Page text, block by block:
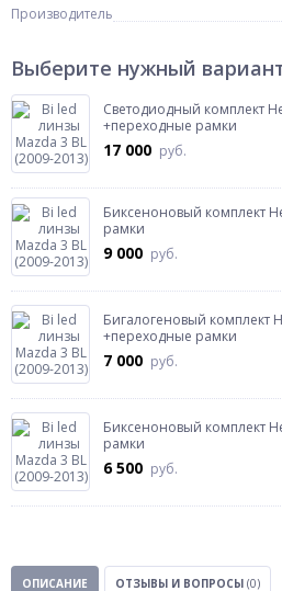
Производитель
Выберите нужный
Светодиодный комплект
+переходные рамки
17 000 руб.
Биксеноновый комплект
рамки
9 000 руб.
Бигалогеновый комплект
+переходные рамки
7 000 руб.
Биксеноновый комплект
рамки
6 500 руб.
ОПИСАНИЕ ОТЗЫВЫ И ВОПРОСЫ (0)